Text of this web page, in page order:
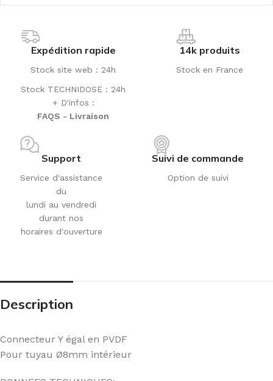
Expédition rapide
Stock site web : 24h
Stock TECHNIDOSE : 24h
+ D'infos :
FAQS - Livraison
14k produits
Stock en France
Support
Service d'assistance
du
lundi au vendredi
durant nos
horaires d'ouverture
Suivi de commande
Option de suivi
Description
Connecteur Y égal en PVDF
Pour tuyau Ø8mm intérieur